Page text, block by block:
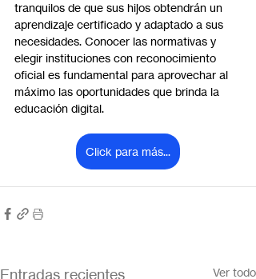
tranquilos de que sus hijos obtendrán un
aprendizaje certificado y adaptado a sus
necesidades. Conocer las normativas y
elegir instituciones con reconocimiento
oficial es fundamental para aprovechar al
máximo las oportunidades que brinda la
educación digital.
Click para más...
Entradas recientes Ver todo